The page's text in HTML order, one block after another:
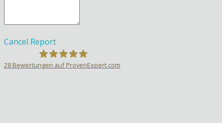
Cancel Report
28 Bewertungen auf ProvenExpert.com